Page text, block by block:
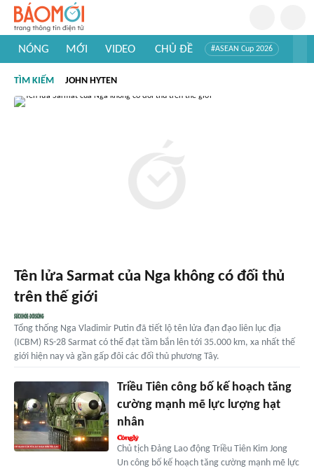
NÓNG MỚI VIDEO CHỦ ĐỀ #ASEAN Cup 2026
#Khám phá thế giới
TÌM KIẾM JOHN HYTEN
Tên lửa Sarmat của Nga không có đối thủ
trên thế giới
Tổng thống Nga Vladimir Putin đã tiết lộ tên lửa đạn đạo liên lục địa
(ICBM) RS-28 Sarmat có thể đạt tầm bắn lên tới 35.000 km, xa nhất thế
giới hiện nay và gần gấp đôi các đối thủ phương Tây.
Triều Tiên công bố kế hoạch tăng
cường mạnh mẽ lực lượng hạt
nhân
Chủ tịch Đảng Lao động Triều Tiên Kim Jong
Un công bố kế hoạch tăng cường mạnh mẽ lực